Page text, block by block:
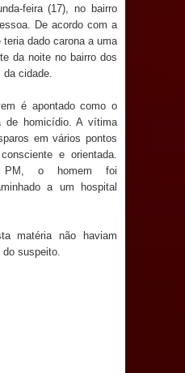
de Direito – Bacharela
inédita no mundo
Sapé promove
Neon com ações de
gestão municipal
feira (17), no bairro
De acordo com a
dado carona a uma
da noite no bairro dos
da cidade.
é apontado como o
de homicídio. A vítima
em vários pontos
e orientada.
PM, o homem foi
a um hospital
matéria não haviam
do suspeito.